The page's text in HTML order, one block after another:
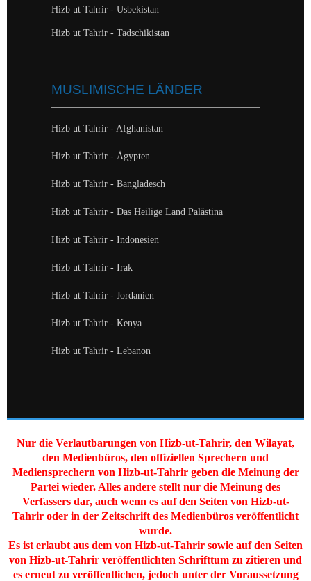
Hizb ut Tahrir - Usbekistan
Hizb ut Tahrir - Tadschikistan
MUSLIMISCHE LÄNDER
Hizb ut Tahrir - Afghanistan
Hizb ut Tahrir - Ägypten
Hizb ut Tahrir - Bangladesch
Hizb ut Tahrir - Das Heilige Land Palästina
Hizb ut Tahrir - Indonesien
Hizb ut Tahrir - Irak
Hizb ut Tahrir - Jordanien
Hizb ut Tahrir - Kenya
Hizb ut Tahrir - Lebanon
Nur die Verlautbarungen von Hizb-ut-Tahrir, den Wilayat,
den Medienbüros, den offiziellen Sprechern und
Mediensprechern von Hizb-ut-Tahrir geben die Meinung der
Partei wieder. Alles andere stellt nur die Meinung des
Verfassers dar, auch wenn es auf den Seiten von Hizb-ut-
Tahrir oder in der Zeitschrift des Medienbüros veröffentlicht
wurde.
Es ist erlaubt aus dem von Hizb-ut-Tahrir sowie auf den Seiten
von Hizb-ut-Tahrir veröffentlichten Schrifttum zu zitieren und
es erneut zu veröffentlichen, jedoch unter der Voraussetzung